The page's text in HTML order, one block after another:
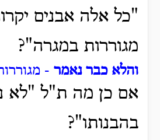
"כל אלה אבנים
מגוררות במגרה"?
והלא כבר נאמר -
אם כן מה ת"ל "לא
בהבנותו"?